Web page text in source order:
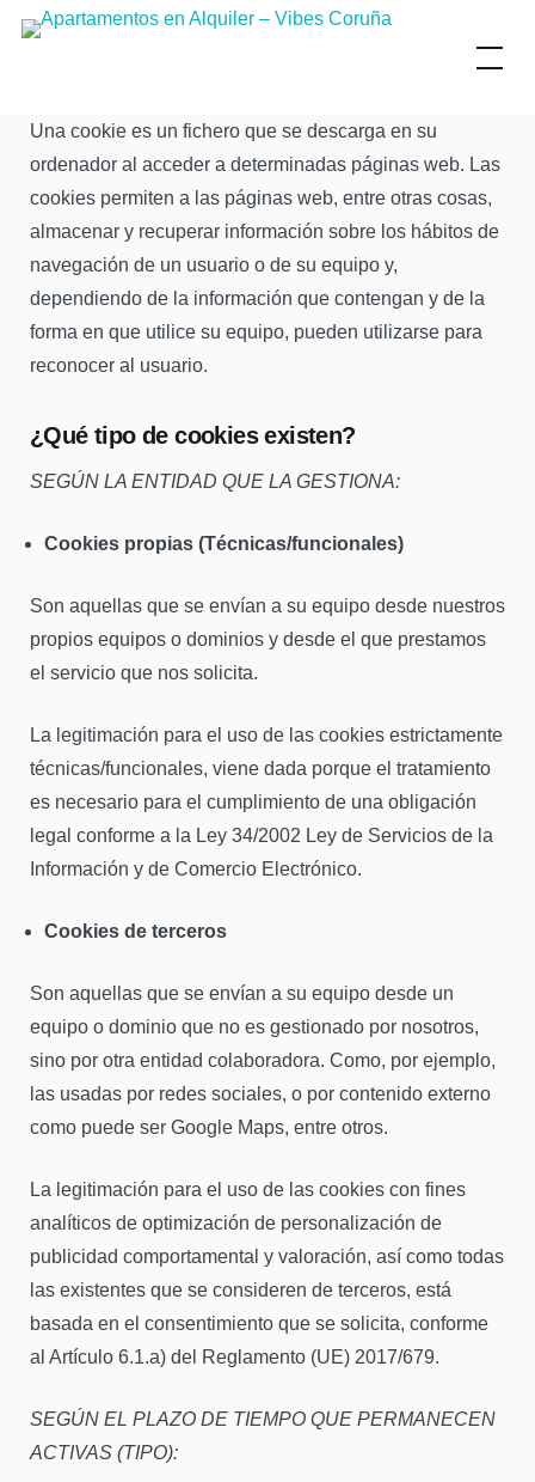
Skip
Una cookie es un fichero que se descarga en su
ordenador al acceder a determinadas páginas web. Las
cookies permiten a las páginas web, entre otras cosas,
almacenar y recuperar información sobre los hábitos de
navegación de un usuario o de su equipo y,
dependiendo de la información que contengan y de la
forma en que utilice su equipo, pueden utilizarse para
reconocer al usuario.
¿Qué tipo de cookies existen?
SEGÚN LA ENTIDAD QUE LA GESTIONA:
Cookies propias (Técnicas/funcionales)
Son aquellas que se envían a su equipo desde nuestros
propios equipos o dominios y desde el que prestamos
el servicio que nos solicita.
La legitimación para el uso de las cookies estrictamente
técnicas/funcionales, viene dada porque el tratamiento
es necesario para el cumplimiento de una obligación
legal conforme a la Ley 34/2002 Ley de Servicios de la
Información y de Comercio Electrónico.
Cookies de terceros
Son aquellas que se envían a su equipo desde un
equipo o dominio que no es gestionado por nosotros,
sino por otra entidad colaboradora. Como, por ejemplo,
las usadas por redes sociales, o por contenido externo
como puede ser Google Maps, entre otros.
La legitimación para el uso de las cookies con fines
analíticos de optimización de personalización de
publicidad comportamental y valoración, así como todas
las existentes que se consideren de terceros, está
basada en el consentimiento que se solicita, conforme
al Artículo 6.1.a) del Reglamento (UE) 2017/679.
SEGÚN EL PLAZO DE TIEMPO QUE PERMANECEN
ACTIVAS (TIPO):